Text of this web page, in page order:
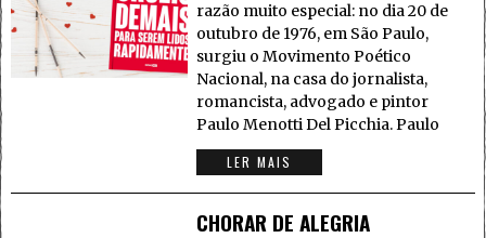
razão muito especial: no dia 20 de
outubro de 1976, em São Paulo,
surgiu o Movimento Poético
Nacional, na casa do jornalista,
romancista, advogado e pintor
Paulo Menotti Del Picchia. Paulo
LER MAIS
CHORAR DE ALEGRIA